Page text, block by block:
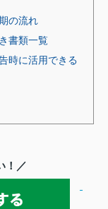
の流れ
書類一覧
時に活用できる
！／